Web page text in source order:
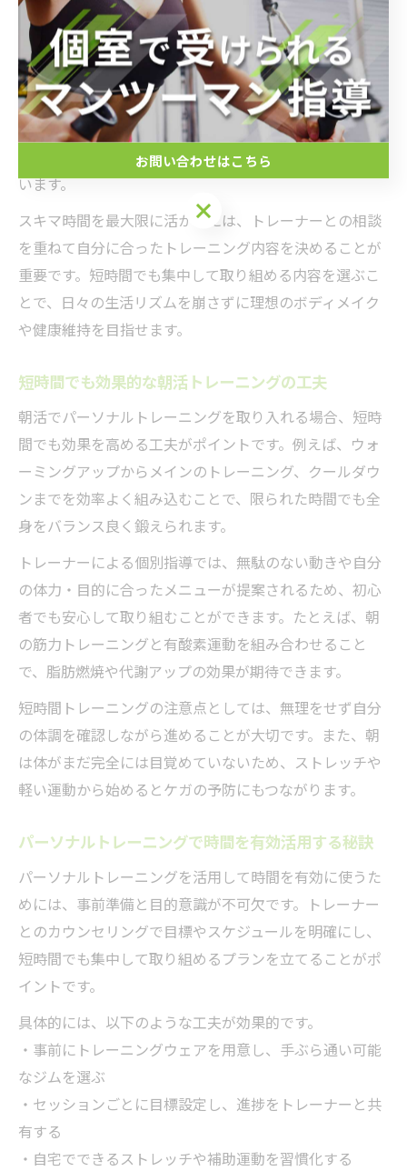
特にパーソナルジムでは、トレーナーが一人ひとりの目
標やライフスタイルに合わせてプログラムを作成しま
す。例えば、朝活として30分だけ筋力トレーニングやス
トレッチを取り入れることで、身体を目覚めさせる効果
が期待できます。忙しい方でも継続しやすい工夫とし
て、事前予約や手ぶら通いが可能なサービスも充実して
います。
スキマ時間を最大限に活かすには、トレーナーとの相談
を重ねて自分に合ったトレーニング内容を決めることが
重要です。短時間でも集中して取り組める内容を選ぶこ
とで、日々の生活リズムを崩さずに理想のボディメイク
や健康維持を目指せます。
短時間でも効果的な朝活トレーニングの工夫
朝活でパーソナルトレーニングを取り入れる場合、短時
間でも効果を高める工夫がポイントです。例えば、ウォ
ーミングアップからメインのトレーニング、クールダウ
ンまでを効率よく組み込むことで、限られた時間でも全
身をバランス良く鍛えられます。
トレーナーによる個別指導では、無駄のない動きや自分
の体力・目的に合ったメニューが提案されるため、初心
者でも安心して取り組むことができます。たとえば、朝
の筋力トレーニングと有酸素運動を組み合わせること
で、脂肪燃焼や代謝アップの効果が期待できます。
短時間トレーニングの注意点としては、無理をせず自分
の体調を確認しながら進めることが大切です。また、朝
は体がまだ完全には目覚めていないため、ストレッチや
軽い運動から始めるとケガの予防にもつながります。
パーソナルトレーニングで時間を有効活用する秘訣
パーソナルトレーニングを活用して時間を有効に使うた
めには、事前準備と目的意識が不可欠です。トレーナー
とのカウンセリングで目標やスケジュールを明確にし、
短時間でも集中して取り組めるプランを立てることがポ
イントです。
具体的には、以下のような工夫が効果的です。
・事前にトレーニングウェアを用意し、手ぶら通い可能
なジムを選ぶ
・セッションごとに目標設定し、進捗をトレーナーと共
有する
・自宅でできるストレッチや補助運動を習慣化する
お問い合わせはこちら